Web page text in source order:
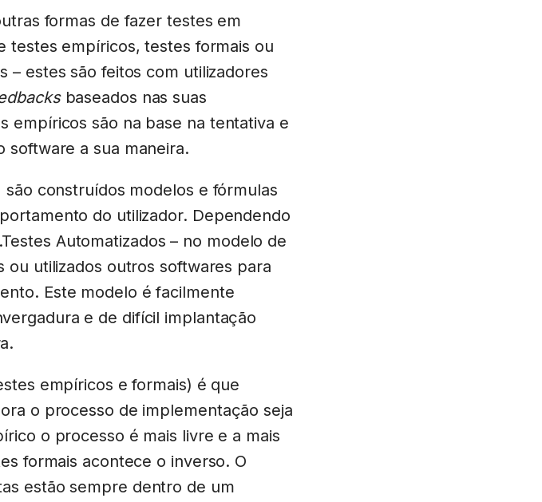
formas de fazer testes em
testes empíricos, testes formais ou
– estes são feitos com utilizadores
baseados nas suas
empíricos são na base na tentativa e
software a sua maneira.
construídos modelos e fórmulas
do utilizador. Dependendo
Automatizados – no modelo de
ou utilizados outros softwares para
Este modelo é facilmente
e de difícil implantação
empíricos e formais) é que
o processo de implementação seja
o processo é mais livre e a mais
formais acontece o inverso. O
estão sempre dentro de um